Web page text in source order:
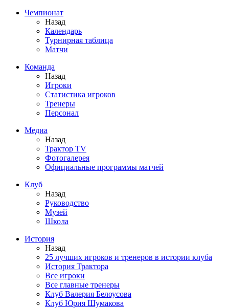
Чемпионат
Назад
Календарь
Турнирная таблица
Матчи
Команда
Назад
Игроки
Статистика игроков
Тренеры
Персонал
Медиа
Назад
Трактор TV
Фотогалерея
Официальные программы матчей
Клуб
Назад
Руководство
Музей
Школа
История
Назад
25 лучших игроков и тренеров в истории клуба
История Трактора
Все игроки
Все главные тренеры
Клуб Валерия Белоусова
Клуб Юрия Шумакова